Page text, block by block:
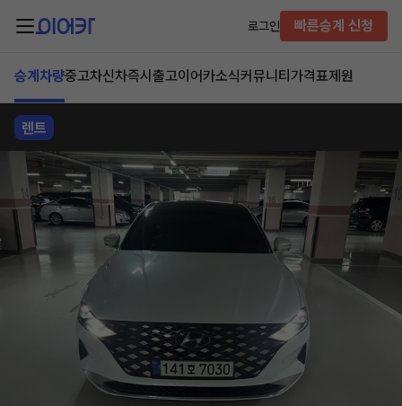
로그인 빠른승계 신청
승계차량중고차신차즉시출고이어카소식커뮤니티 가격표제원
렌트